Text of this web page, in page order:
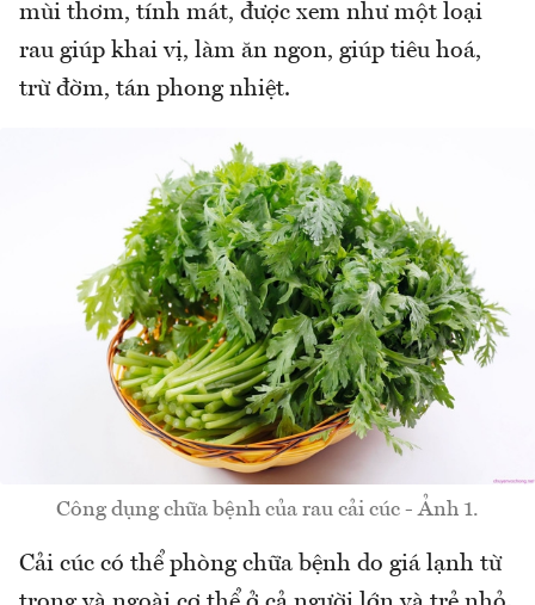
mùi thơm, tính mát, được xem như một loại
rau giúp khai vị, làm ăn ngon, giúp tiêu hoá,
trừ đờm, tán phong nhiệt.
Công dụng chữa bệnh của rau cải cúc - Ảnh 1.
Cải cúc có thể phòng chữa bệnh do giá lạnh từ